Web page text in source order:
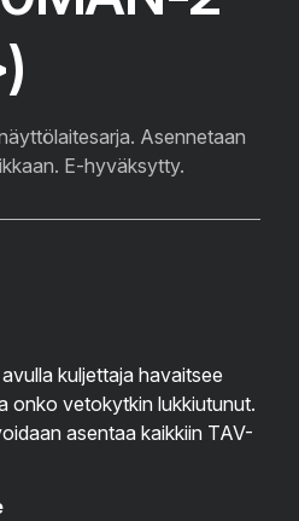
Asennetaan
E-hyväksytty.
kuljettaja havaitsee
onko vetokytkin lukkiutunut.
asentaa kaikkiin TAV-